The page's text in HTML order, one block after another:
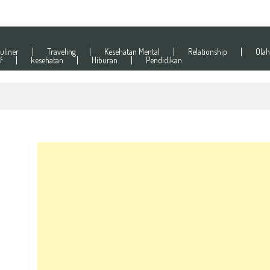
Traveling Kesehatan Mental Relationship
kesehatan Hiburan Pendidikan
Lagi Stres